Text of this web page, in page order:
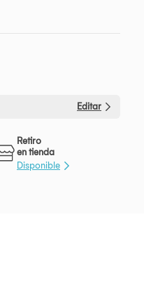
Editar
Retiro
en tienda
Disponible